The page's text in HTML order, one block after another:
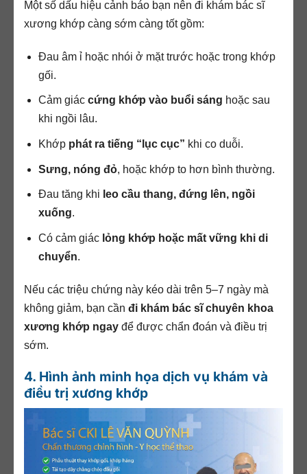
Một số dấu hiệu cảnh báo bạn nên đi khám bác sĩ
xương khớp càng sớm càng tốt gồm:
Đau âm ỉ hoặc nhói ở mặt trước hoặc trong khớp
gối.
Cảm giác cứng khớp vào buổi sáng hoặc sau
khi ngồi lâu.
Khớp phát ra tiếng “lục cục” khi co duỗi.
Sưng, nóng đỏ, hoặc khớp to hơn bình thường.
Đau tăng khi leo cầu thang, đứng lên, ngồi
xuống.
Có cảm giác lỏng khớp hoặc mất vững khi di
chuyển.
Nếu các triệu chứng này kéo dài trên 5–7 ngày mà
không giảm, bạn cần đi khám bác sĩ chuyên khoa
xương khớp ngay để được chẩn đoán và điều trị
sớm.
4. Hình ảnh minh họa dịch vụ khám và
điều trị xương khớp